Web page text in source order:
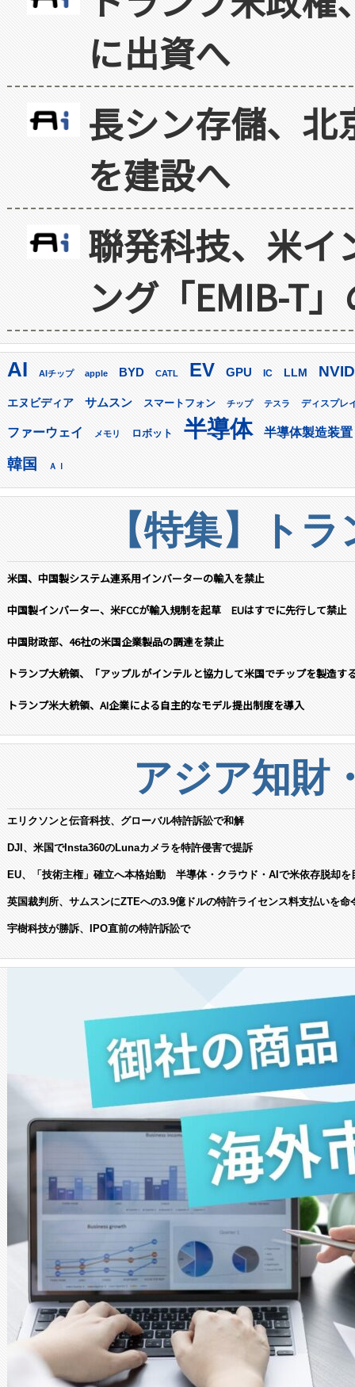
に出資へ
長シン存儲、北
を建設へ
聯発科技、米イ
ング「EMIB-T
AI AIチップ apple BYD CATL EV GPU IC LLM
エヌビディア サムスン スマートフォン チップ テスラ ディスプレ
ファーウェイ メモリ ロボット 半導体 半導体製造装置
韓国 ＡＩ
【特集】ト
米国、中国製システム連系用インバーターの輸入を禁止
中国製インバーター、米FCCが輸入規制を起草 EUはすでに先行して禁止
中国財政部、46社の米国企業製品の調達を禁止
トランプ大統領、「アップルがインテルと協力して米国でチップを製造す
トランプ米大統領、AI企業による自主的なモデル提出制度を導入
アジア知財
エリクソンと伝音科技、グローバル特許訴訟で和解
DJI、米国でInsta360のLunaカメラを特許侵害で提訴
EU、「技術主権」確立へ本格始動 半導体・クラウド・AIで米依存脱却を
英国裁判所、サムスンにZTEへの3.9億ドルの特許ライセンス料支払いを命
宇樹科技が勝訴、IPO直前の特許訴訟で